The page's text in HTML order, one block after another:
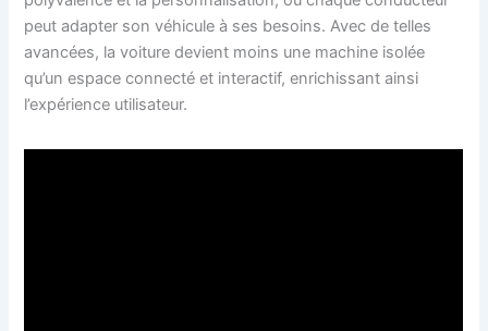
peut adapter son véhicule à ses besoins. Avec de telles
avancées, la voiture devient moins une machine isolée
qu’un espace connecté et interactif, enrichissant ainsi
l’expérience utilisateur.